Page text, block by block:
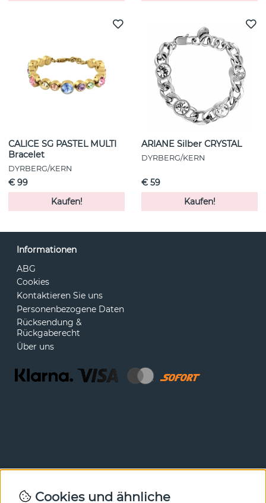
CALICE SG PASTEL MULTI
Bracelet
DYRBERG/KERN
€ 99
Kaufen!
ARIANE Silber CRYSTAL
DYRBERG/KERN
€ 59
Kaufen!
Informationen
ABG
Cookies
Kontaktieren Sie uns
Personenbezogene Daten
Rücksendung &
Rückgaberecht
Über uns
Newsletter
Cookies und ähnliche